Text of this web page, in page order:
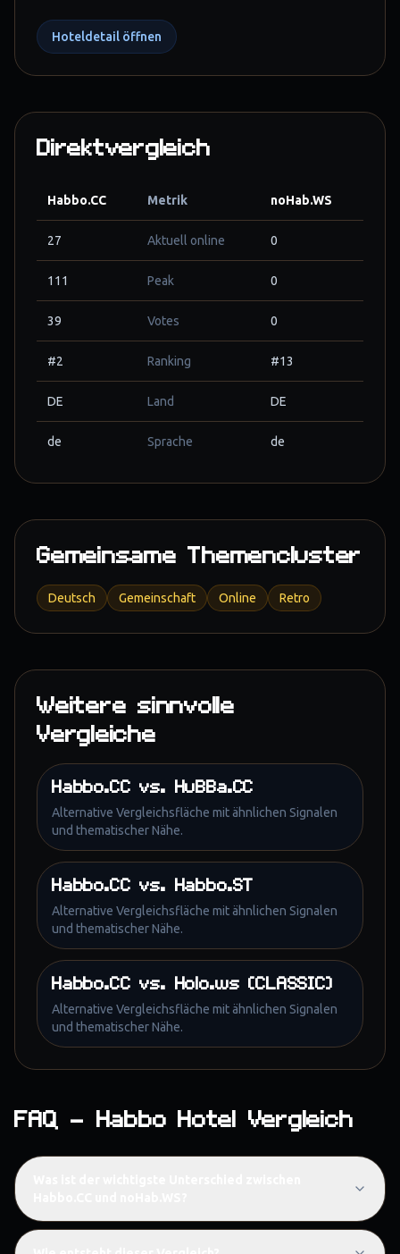
Hoteldetail öffnen
Direktvergleich
Habbo.CC Metrik noHab.WS
27 Aktuell online 0
111 Peak 0
39 Votes 0
#2 Ranking #13
DE Land DE
de Sprache de
Gemeinsame Themencluster
Deutsch Gemeinschaft Online Retro
Weitere sinnvolle
Vergleiche
Habbo.CC vs. HuBBa.CC
Alternative Vergleichsfläche mit ähnlichen Signalen
und thematischer Nähe.
Habbo.CC vs. Habbo.ST
Alternative Vergleichsfläche mit ähnlichen Signalen
und thematischer Nähe.
Habbo.CC vs. Holo.ws (CLASSIC)
Alternative Vergleichsfläche mit ähnlichen Signalen
und thematischer Nähe.
FAQ – Habbo Hotel Vergleich